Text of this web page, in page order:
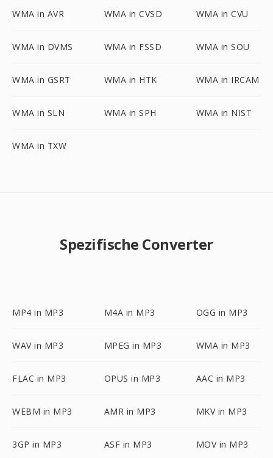
WMA in AVR WMA in CVSD WMA in CVU
WMA in DVMS WMA in FSSD WMA in SOU
WMA in GSRT WMA in HTK WMA in IRCAM
WMA in SLN WMA in SPH WMA in NIST
WMA in TXW
Spezifische Converter
MP4 in MP3 M4A in MP3 OGG in MP3
WAV in MP3 MPEG in MP3 WMA in MP3
FLAC in MP3 OPUS in MP3 AAC in MP3
WEBM in MP3 AMR in MP3 MKV in MP3
3GP in MP3 ASF in MP3 MOV in MP3